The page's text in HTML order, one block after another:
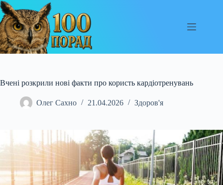
Перейти
до
вмісту
Вчені розкрили нові факти про користь кардіотренувань
Олег Сахно 21.04.2026 Здоров'я